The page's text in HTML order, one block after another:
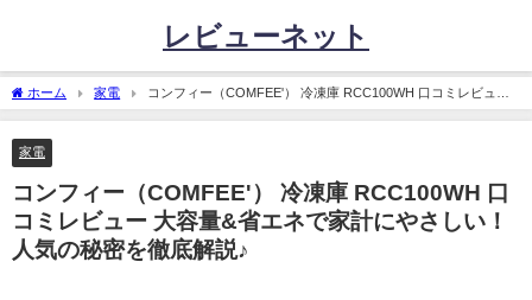
レビューネット
ホーム 家電
コンフィー（COMFEE'） 冷凍庫 RCC100WH 口コミレビュー
大容量&省エネで家計にやさしい！人気の秘密を徹底解説♪
家電
コンフィー（COMFEE'） 冷凍庫 RCC100WH 口
コミレビュー 大容量&省エネで家計にやさしい！
人気の秘密を徹底解説♪